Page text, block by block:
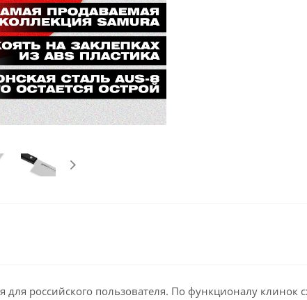
российского пользователя. По функционалу